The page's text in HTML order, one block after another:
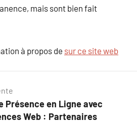
mais sont bien fait
à propos de sur ce site web
Présence en Ligne avec
Web : Partenaires